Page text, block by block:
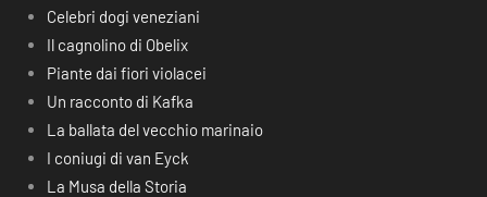
Celebri dogi veneziani
Il cagnolino di Obelix
Piante dai fiori violacei
Un racconto di Kafka
La ballata del vecchio marinaio
I coniugi di van Eyck
La Musa della Storia